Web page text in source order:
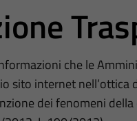
che le
sito internet nell’ottica
dei fenomeni